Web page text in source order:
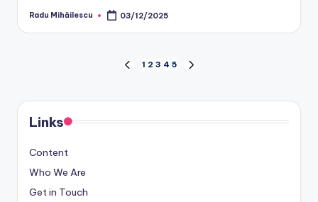
Posted
Radu Mihăilescu 03/12/2025
pagination
PREVIOUS
1 2 3 4 5
Links
Content
Who We Are
Get in Touch